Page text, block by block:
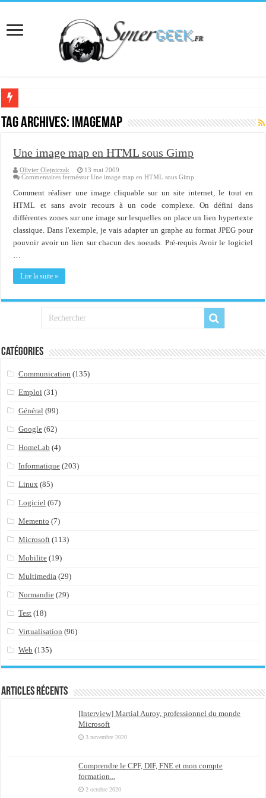
[Interview] Martial Auroy, professionnel du monde Microsoft
Supprimer une boite partagée avec outlook 2010 ou 2013 (environnement
Veille technologique du 13-02-2016
Veille technologique du 23/01/2016
Bonne année 2016 et rétro 2015
Memento - Centos revenir en arrière après un yum update
Importer du contenu XML dans une table SQL serveur
Tag Archives: imagemap
Une image map en HTML sous Gimp
Olivier Olejniczak
13 mai 2009
Commentaires ferméssur Une image map en HTML sous Gimp
Comment réaliser une image cliquable sur un site internet, le tout en
HTML et sans avoir recours à un code complexe. On défini dans
différentes zones sur une image sur lesquelles on place un lien hypertexte
classique. Dans l'exemple, je vais adapter un graphe au format JPEG pour
pouvoir avoir un lien sur chacun des noeuds. Pré-requis Avoir le logiciel
…
Lire la suite »
Catégories
Communication (135)
Emploi (31)
Général (99)
Google (62)
HomeLab (4)
Informatique (203)
Linux (85)
Logiciel (67)
Memento (7)
Microsoft (113)
Mobilite (19)
Multimedia (29)
Normandie (29)
Test (18)
Virtualisation (96)
Web (135)
Articles récents
[Interview] Martial Auroy, professionnel du monde
Microsoft
3 novembre 2020
Comprendre le CPF, DIF, FNE et mon compte
formation...
2 octobre 2020